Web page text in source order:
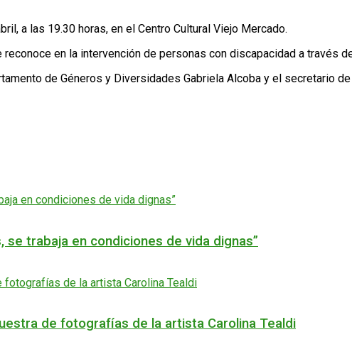
a las 19.30 horas, en el Centro Cultural Viejo Mercado.
en la intervención de personas con discapacidad a través
de Géneros y Diversidades Gabriela Alcoba y el secretario
trabaja en condiciones de vida dignas”
de fotografías de la artista Carolina Tealdi